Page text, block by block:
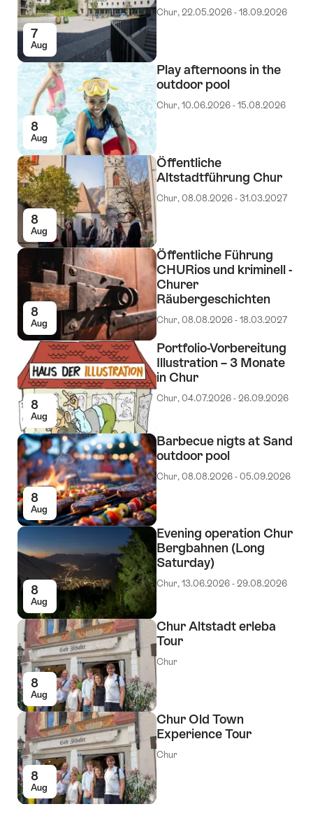
7
Aug
Chur, 22.05.2026 - 18.09.2026
8
Aug
Play afternoons in the
outdoor pool
Chur, 10.06.2026 - 15.08.2026
8
Aug
Öffentliche
Altstadtführung Chur
Chur, 08.08.2026 - 31.03.2027
8
Aug
Öffentliche Führung
CHURios und kriminell -
Churer
Räubergeschichten
Chur, 08.08.2026 - 18.03.2027
8
Aug
Portfolio-Vorbereitung
Illustration – 3 Monate
in Chur
Chur, 04.07.2026 - 26.09.2026
8
Aug
Barbecue nigts at Sand
outdoor pool
Chur, 08.08.2026 - 05.09.2026
8
Aug
Evening operation Chur
Bergbahnen (Long
Saturday)
Chur, 13.06.2026 - 29.08.2026
8
Aug
Chur Altstadt erleba
Tour
Chur
8
Aug
Chur Old Town
Experience Tour
Chur